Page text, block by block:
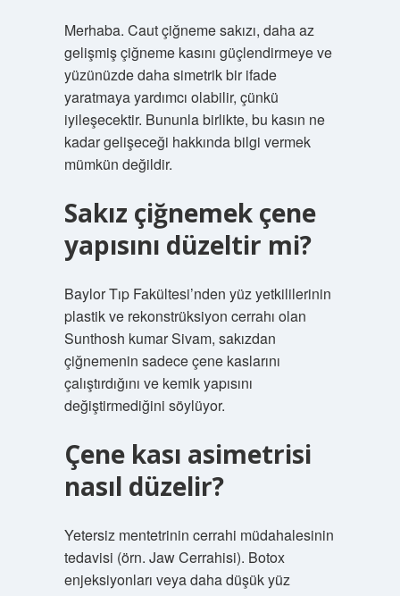
Merhaba. Caut çiğneme sakızı, daha az
gelişmiş çiğneme kasını güçlendirmeye ve
yüzünüzde daha simetrik bir ifade
yaratmaya yardımcı olabilir, çünkü
iyileşecektir. Bununla birlikte, bu kasın ne
kadar gelişeceği hakkında bilgi vermek
mümkün değildir.
Sakız çiğnemek çene
yapısını düzeltir mi?
Baylor Tıp Fakültesi’nden yüz yetkililerinin
plastik ve rekonstrüksiyon cerrahı olan
Sunthosh kumar Sivam, sakızdan
çiğnemenin sadece çene kaslarını
çalıştırdığını ve kemik yapısını
değiştirmediğini söylüyor.
Çene kası asimetrisi
nasıl düzelir?
Yetersiz mentetrinin cerrahi müdahalesinin
tedavisi (örn. Jaw Cerrahisi). Botox
enjeksiyonları veya daha düşük yüz